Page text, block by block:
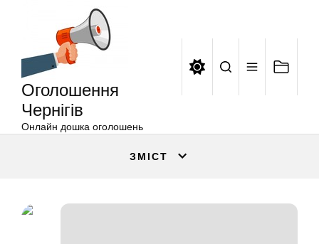
Оголошення
Чернігів
Онлайн дошка оголошень
ЗМІСТ